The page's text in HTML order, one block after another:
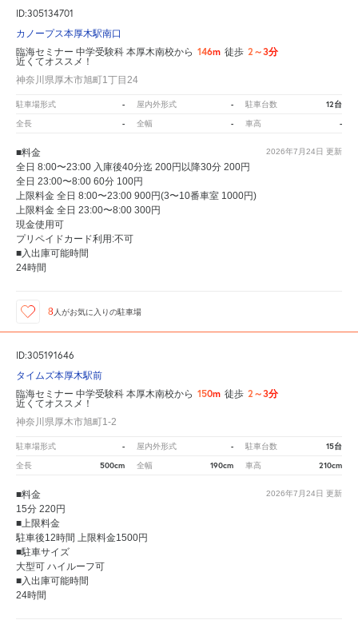
ID:305134701
カノープス本厚木駅南口
臨海セミナー 中学受験科 本厚木南校から 146m 徒歩 2～3分
近くてオススメ！
神奈川県厚木市旭町1丁目24
駐車場形式 - 屋内外形式 - 駐車台数 12台
全長 - 全幅 - 車高 -
2026年7月24日 更新
■料金
全日 8:00〜23:00 入庫後40分迄 200円以降30分 200円
全日 23:00〜8:00 60分 100円
上限料金 全日 8:00〜23:00 900円(3〜10番車室 1000円)
上限料金 全日 23:00〜8:00 300円
現金使用可
プリペイドカード利用:不可
■入出庫可能時間
24時間
8人がお気に入りの駐車場
ID:305191646
タイムズ本厚木駅前
臨海セミナー 中学受験科 本厚木南校から 150m 徒歩 2～3分
近くてオススメ！
神奈川県厚木市旭町1-2
駐車場形式 - 屋内外形式 - 駐車台数 15台
全長 500cm 全幅 190cm 車高 210cm
2026年7月24日 更新
■料金
15分 220円
■上限料金
駐車後12時間 上限料金1500円
■駐車サイズ
大型可 ハイルーフ可
■入出庫可能時間
24時間